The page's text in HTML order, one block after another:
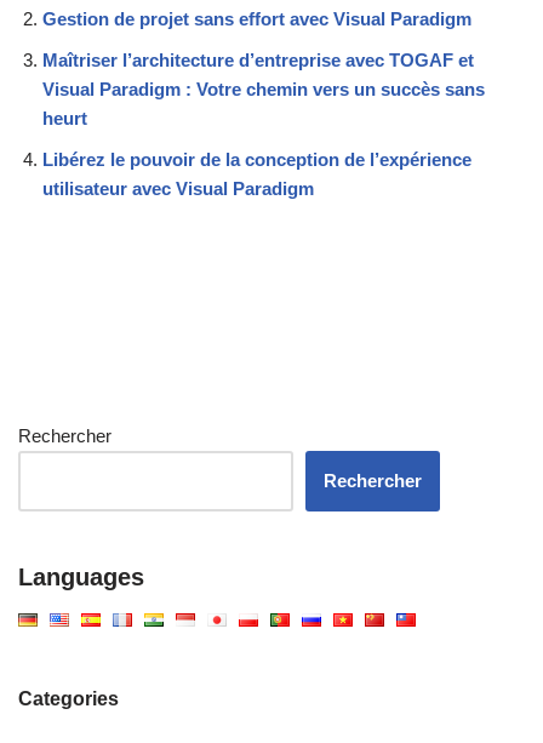
Gestion de projet sans effort avec Visual Paradigm
Maîtriser l’architecture d’entreprise avec TOGAF et
Visual Paradigm : Votre chemin vers un succès sans
heurt
Libérez le pouvoir de la conception de l’expérience
utilisateur avec Visual Paradigm
Rechercher
Rechercher
Languages
Categories